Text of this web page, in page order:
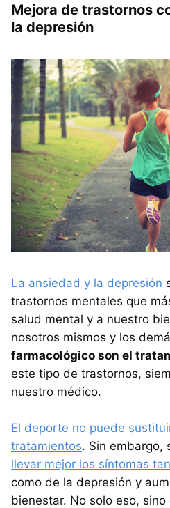
Mejora de trastornos
la depresión
La ansiedad y la depresión
trastornos mentales que
salud mental y a nuestro
nosotros mismos y los
farmacológico son el
este tipo de trastornos,
nuestro médico.
El deporte no puede
tratamientos. Sin embargo,
llevar mejor los síntomas
como de la depresión y
bienestar. No solo eso, sino